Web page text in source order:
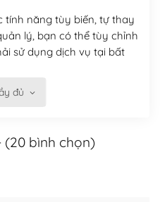
tính năng tùy biến, tự thay
lý, bạn có thể tùy chỉnh
sử dụng dịch vụ tại bất
tên miền và hosting để
WordPress
kiếm
đủ
(20 bình chọn)